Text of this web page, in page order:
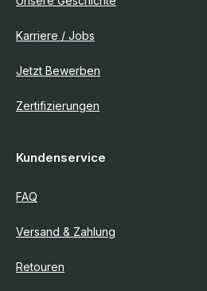
Karriere / Jobs
Jetzt Bewerben
Zertifizierungen
Kundenservice
FAQ
Versand & Zahlung
Retouren